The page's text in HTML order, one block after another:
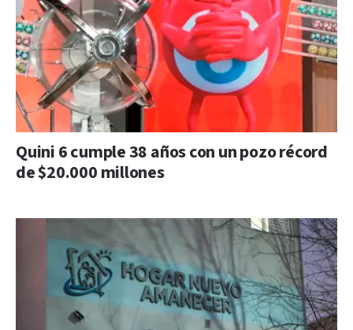
Quini 6 cumple 38 años con un pozo récord
de $20.000 millones